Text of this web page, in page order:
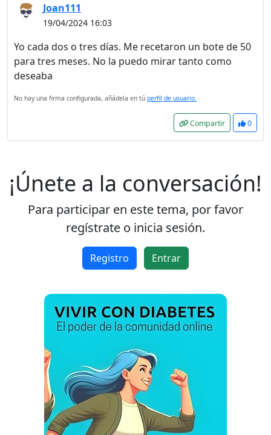
Joan111
19/04/2024 16:03
Yo cada dos o tres días. Me recetaron un bote de 50
para tres meses. No la puedo mirar tanto como
deseaba
No hay una firma configurada, añádela en tú perfil de usuario.
Compartir 0
¡Únete a la conversación!
Para participar en este tema, por favor
regístrate o inicia sesión.
Registro Entrar